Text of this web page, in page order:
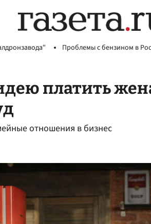
Проблемы с бензином в
платить
отношения в бизнес